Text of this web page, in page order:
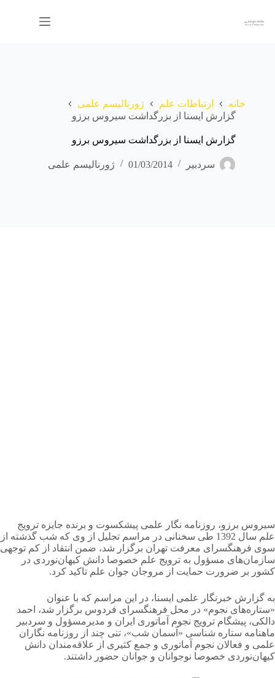
محتوا
خانه ارتباطات علم
ژورنالیسم علمی
گزارش ایسنا از بزرگداشت سیروس برزو
گزارش ایسنا از بزرگداشت سیروس برزو
سردبیر 01/03/2014 ژورنالیسم علمی
سیروس برزو، روزنامه نگار علمی پیشکسوت و برنده جایزه ترویج
علم سال 1392 طی سخنانی در مراسم تجلیل از وی که شب گذشته از
سوی فرهنگسرای معرفت تهران برگزار شد، ضمن انتقاد از کم توجهی
سازمان‌های مسؤول به ترویج علم خصوصا دانش کیهان‌نوردی در
کشور بر ضرورت حمایت از مروجان جوان علم تاکید کرد.
به گزارش خبرنگار علمی ایسنا، در این مراسم که با عنوان
«ستاره‌های نجوم» در محل فرهنگسرای فردوس برگزار شد، احمد
دالکی، پیشگام ترویج نجوم آماتوری ایران و مدیرمسؤول و سردبیر
ماهنامه ستاره شناسی «آسمان شب»، تنی چند از روزنامه نگاران
علمی و فعالان نجوم آماتوری و جمع کثیری از علاقه‌مندان دانش
کیهان‌نوردی خصوصا نوجوانان و جوانان حضور داشتند.